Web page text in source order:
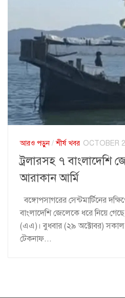
আরও পড়ুন/শীর্ষ খবর OCTOBER
ট্রলারসহ ৭ বাংলাদেশি
আরাকান আর্মি
বঙ্গোপসাগরের সেন্টমার্টিনের
বাংলাদেশি জেলেকে ধরে নিয়ে
(এএ)। বুধবার (২৯ অক্টোবর) সকাল
টেকনাফ...